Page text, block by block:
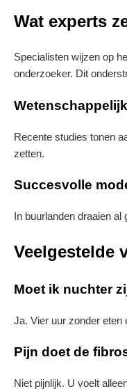
Wat experts
Specialisten wijzen op
onderzoeker. Dit
Recente studies tonen
zetten.
Succesvolle
In buurlanden draaien
Veelgestelde
Moet ik nuchter
Ja. Vier uur zonder eten
Pijn doet de
Niet pijnlijk. U voelt